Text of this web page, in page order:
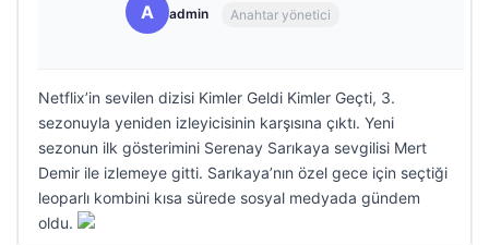
A admin Anahtar yönetici
Netflix’in sevilen dizisi Kimler Geldi Kimler Geçti, 3.
sezonuyla yeniden izleyicisinin karşısına çıktı. Yeni
sezonun ilk gösterimini Serenay Sarıkaya sevgilisi Mert
Demir ile izlemeye gitti. Sarıkaya’nın özel gece için seçtiği
leoparlı kombini kısa sürede sosyal medyada gündem
oldu.